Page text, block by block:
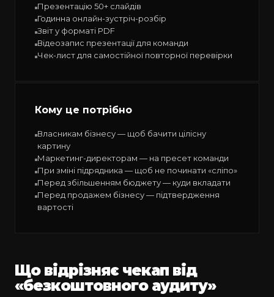
Презентацію 50+ слайдів
Годинна онлайн-зустріч-розбір
Звіт у форматі PDF
Відеозапис презентації для команди
Чек-лист для самостійної повторної перевірки
Кому це потрібно
Власникам бізнесу — щоб бачити цілісну
картину
Маркетинг-директорам — на пресет команди
При зміні підрядника — щоб не починати «сліпо»
Перед збільшенням бюджету — куди вкладати
Перед продажем бізнесу — підтвердження
вартості
Що відрізняє чекап від
«безкоштовного аудиту»